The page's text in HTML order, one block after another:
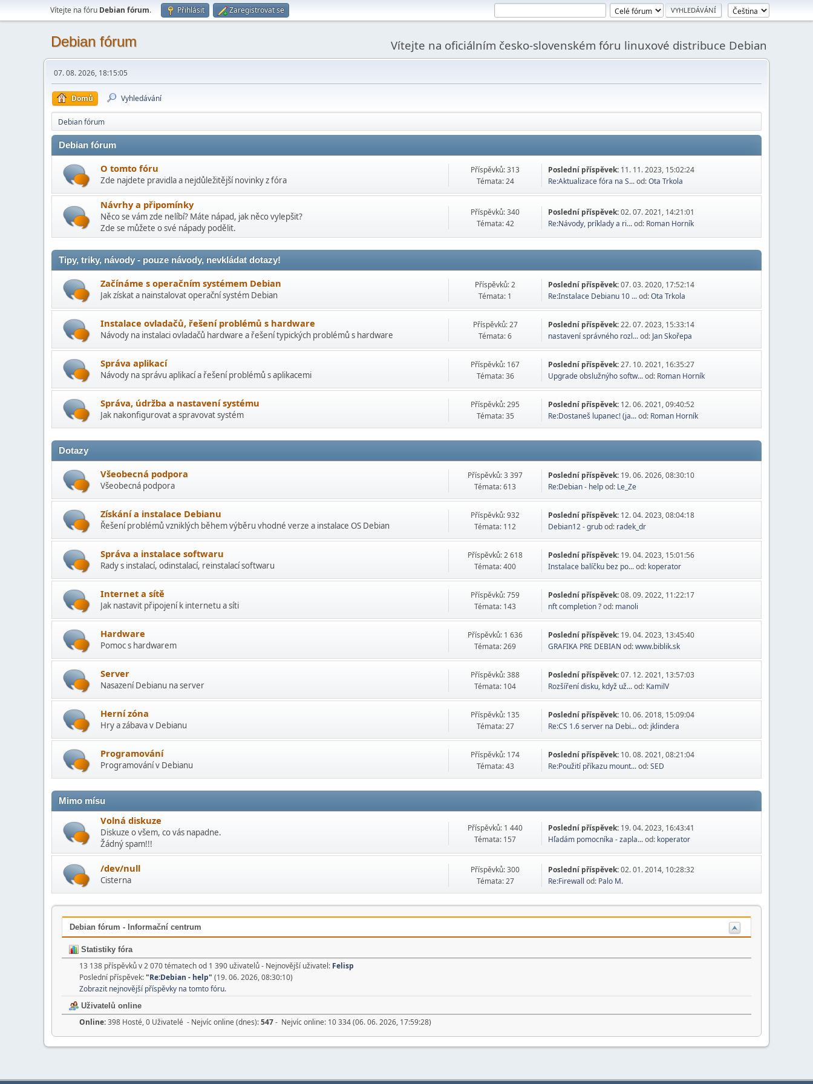
Vítejte na fóru Debian fórum. Přihlásit Zaregistrovat se
Debian fórum Vítejte na oficiálním česko-slovenském fóru linuxové distribuce Debian
07. 08. 2026, 18:15:05
Domů Vyhledávání
Debian fórum
Debian fórum
O tomto fóru
Zde najdete pravidla a nejdůležitější novinky z fóra
Příspěvků: 313
Témata: 24
Poslední příspěvek: 11. 11. 2023, 15:02:24
Re:Aktualizace fóra na S...od:Ota Trkola
Návrhy a připomínky
Něco se vám zde nelíbí? Máte nápad, jak něco vylepšit?
Zde se můžete o své nápady podělit.
Příspěvků: 340
Témata: 42
Poslední příspěvek:02. 07. 2021, 14:21:01
Re:Návody, príklady a ri...od: Roman Horník
Tipy, triky, návody - pouze návody, nevkládat dotazy!
Začínáme s operačním systémem Debian
Jak získat a nainstalovat operační systém Debian
Příspěvků: 2
Témata: 1
Poslední příspěvek:07. 03. 2020, 17:52:14
Re:Instalace Debianu 10 ...od:Ota Trkola
Instalace ovladačů, řešení problémů s hardware
Návody na instalaci ovladačů hardware a řešení typických problémů s hardware
Příspěvků: 27
Témata: 6
Poslední příspěvek:22. 07. 2023, 15:33:14
nastavení správného rozl...od: Jan Skořepa
Správa aplikací
Návody na správu aplikací a řešení problémů s aplikacemi
Příspěvků: 167
Témata: 36
Poslední příspěvek:27. 10. 2021, 16:35:27
Upgrade obslužnýho softw...od: Roman Horník
Správa, údržba a nastavení systému
Jak nakonfigurovat a spravovat systém
Příspěvků: 295
Témata: 35
Poslední příspěvek: 12. 06. 2021, 09:40:52
Re:Dostaneš lupanec! (ja...od: Roman Horník
Dotazy
Všeobecná podpora
Všeobecná podpora
Příspěvků: 3 397
Témata: 613
Poslední příspěvek: 19. 06. 2026, 08:30:10
Re:Debian - helpod: Le_Ze
Získání a instalace Debianu
Řešení problémů vzniklých během výběru vhodné verze a instalace OS Debian
Příspěvků: 932
Témata: 112
Poslední příspěvek: 12. 04. 2023, 08:04:18
Debian12 - grubod: radek_dr
Správa a instalace softwaru
Rady s instalací­, odinstalací, reinstalací softwaru
Příspěvků: 2 618
Témata: 400
Poslední příspěvek: 19. 04. 2023, 15:01:56
Instalace balíčku bez po...od: koperator
Internet a sítě
Jak nastavit připojení k internetu a síti
Příspěvků: 759
Témata: 143
Poslední příspěvek:08. 09. 2022, 11:22:17
nft completion ?od: manoli
Hardware
Pomoc s hardwarem
Příspěvků: 1 636
Témata: 269
Poslední příspěvek: 19. 04. 2023, 13:45:40
GRAFIKA PRE DEBIAN od:www.biblik.sk
Server
Nasazení Debianu na server
Příspěvků: 388
Témata: 104
Poslední příspěvek:07. 12. 2021, 13:57:03
Rozšíření disku, když už...od: KamilV
Herní­ zóna
Hry a zábava v Debianu
Příspěvků: 135
Témata: 27
Poslední příspěvek: 10. 06. 2018, 15:09:04
Re:CS 1.6 server na Debi...od: jklindera
Programování
Programování v Debianu
Příspěvků: 174
Témata: 43
Poslední příspěvek: 10. 08. 2021, 08:21:04
Re:Použití příkazu mount...od:SED
Mimo mí­su
Volná diskuze
Diskuze o všem, co vás napadne.
Žádný spam!!!
Příspěvků: 1 440
Témata: 157
Poslední příspěvek: 19. 04. 2023, 16:43:41
Hľadám pomocníka - zapla...od: koperator
/dev/null
Cisterna
Příspěvků: 300
Témata: 27
Poslední příspěvek:02. 01. 2014, 10:28:32
Re:Firewall od: Palo M.
Debian fórum - Informační centrum
Statistiky fóra
13 138 příspěvků v 2 070 tématech od 1 390 uživatelů - Nejnovější uživatel: Felisp
Poslední příspěvek:"Re:Debian - help" (19. 06. 2026, 08:30:10)
Zobrazit nejnovější příspěvky na tomto fóru.
Uživatelů online
Online:398 Hosté, 0 Uživatelé - Nejvíc online (dnes):547- Nejvíc online: 10 334 (06. 06. 2026, 17:59:28)